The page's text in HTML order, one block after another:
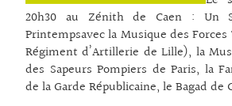
20h30 au Zénith de Caen : Un
Printempsavec la Musique des
Régiment d’Artillerie de Lille), la
des Sapeurs Pompiers de Paris, la
de la Garde Républicaine, le Bagad de